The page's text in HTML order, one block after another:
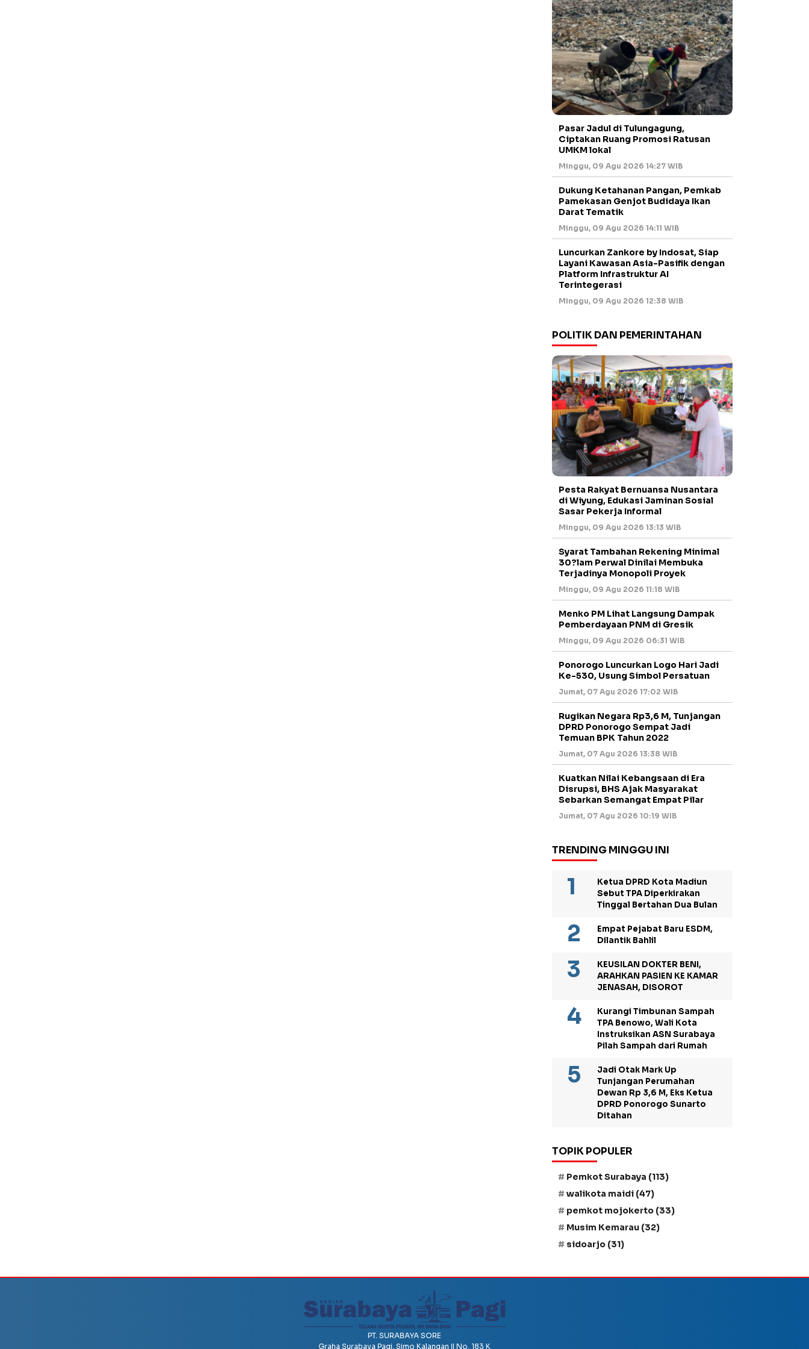
Pasar Jadul di Tulungagung,
Ciptakan Ruang Promosi Ratusan
UMKM lokal
Minggu, 09 Agu 2026 14:27 WIB
Dukung Ketahanan Pangan, Pemkab
Pamekasan Genjot Budidaya Ikan
Darat Tematik
Minggu, 09 Agu 2026 14:11 WIB
Luncurkan Zankore by Indosat, Siap
Layani Kawasan Asia-Pasifik dengan
Platform Infrastruktur AI
Terintegerasi
Minggu, 09 Agu 2026 12:38 WIB
POLITIK DAN PEMERINTAHAN
Pesta Rakyat Bernuansa Nusantara
di Wiyung, Edukasi Jaminan Sosial
Sasar Pekerja Informal
Minggu, 09 Agu 2026 13:13 WIB
Syarat Tambahan Rekening Minimal
30?lam Perwal Dinilai Membuka
Terjadinya Monopoli Proyek
Minggu, 09 Agu 2026 11:18 WIB
Menko PM Lihat Langsung Dampak
Pemberdayaan PNM di Gresik
Minggu, 09 Agu 2026 06:31 WIB
Ponorogo Luncurkan Logo Hari Jadi
Ke-530, Usung Simbol Persatuan
Jumat, 07 Agu 2026 17:02 WIB
Rugikan Negara Rp3,6 M, Tunjangan
DPRD Ponorogo Sempat Jadi
Temuan BPK Tahun 2022
Jumat, 07 Agu 2026 13:38 WIB
Kuatkan Nilai Kebangsaan di Era
Disrupsi, BHS Ajak Masyarakat
Sebarkan Semangat Empat Pilar
Jumat, 07 Agu 2026 10:19 WIB
TRENDING MINGGU INI
Ketua DPRD Kota Madiun
Sebut TPA Diperkirakan
Tinggal Bertahan Dua Bulan
Empat Pejabat Baru ESDM,
Dilantik Bahlil
KEUSILAN DOKTER BENI,
ARAHKAN PASIEN KE KAMAR
JENASAH, DISOROT
Kurangi Timbunan Sampah
TPA Benowo, Wali Kota
Instruksikan ASN Surabaya
Pilah Sampah dari Rumah
Jadi Otak Mark Up
Tunjangan Perumahan
Dewan Rp 3,6 M, Eks Ketua
DPRD Ponorogo Sunarto
Ditahan
TOPIK POPULER
Pemkot Surabaya (113)
walikota maidi (47)
pemkot mojokerto (33)
Musim Kemarau (32)
sidoarjo (31)
PT. SURABAYA SORE
Graha Surabaya Pagi, Simo Kalangan II No. 183 K